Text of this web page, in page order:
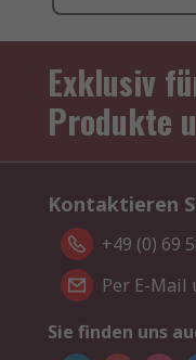
Exklusiv
Produkte
Kontaktieren
+49 (0) 69
Per E-
Sie finden uns